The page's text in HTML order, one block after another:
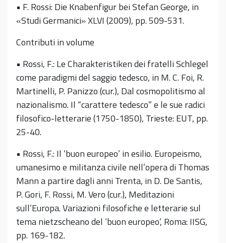
• F. Rossi: Die Knabenfigur bei Stefan George, in
«Studi Germanici» XLVI (2009), pp. 509-531.
Contributi in volume
• Rossi, F.: Le Charakteristiken dei fratelli Schlegel
come paradigmi del saggio tedesco, in M. C. Foi, R.
Martinelli, P. Panizzo (cur.), Dal cosmopolitismo al
nazionalismo. Il “carattere tedesco” e le sue radici
filosofico-letterarie (1750-1850), Trieste: EUT, pp.
25-40.
• Rossi, F.: Il ‘buon europeo’ in esilio. Europeismo,
umanesimo e militanza civile nell’opera di Thomas
Mann a partire dagli anni Trenta, in D. De Santis,
P. Gori, F. Rossi, M. Vero (cur.), Meditazioni
sull’Europa. Variazioni filosofiche e letterarie sul
tema nietzscheano del ‘buon europeo’, Roma: IISG,
pp. 169-182.